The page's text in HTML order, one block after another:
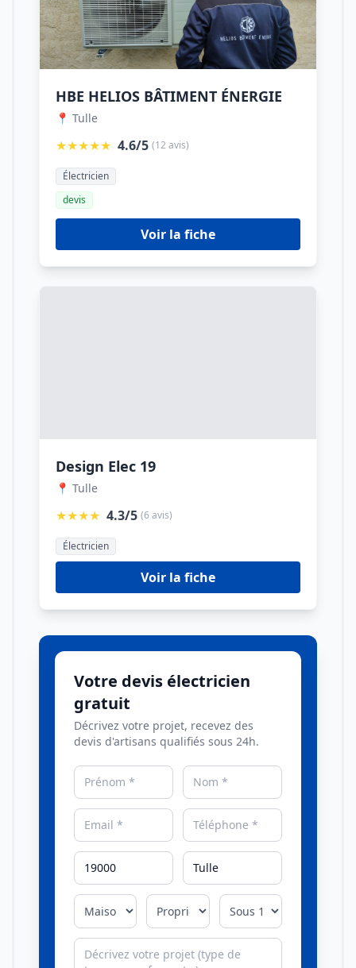
HBE HELIOS BÂTIMENT ÉNERGIE
📍 Tulle
★★★★★ 4.6/5 (12 avis)
Électricien
devis
Voir la fiche
Design Elec 19
📍 Tulle
★★★★ 4.3/5 (6 avis)
Électricien
Voir la fiche
Votre devis électricien
gratuit
Décrivez votre projet, recevez des
devis d'artisans qualifiés sous 24h.